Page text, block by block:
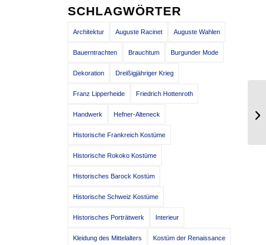
SCHLAGWÖRTER
Architektur Auguste Racinet Auguste Wahlen
Bauerntrachten Brauchtum Burgunder Mode
Dekoration Dreißigjähriger Krieg
Franz Lipperheide Friedrich Hottenroth
Handwerk Hefner-Alteneck
Historische Frankreich Kostüme
Historische Rokoko Kostüme
Historisches Barock Kostüm
Historische Schweiz Kostüme
Historisches Porträtwerk Interieur
Kleidung des Mittelalters Kostüm der Renaissance